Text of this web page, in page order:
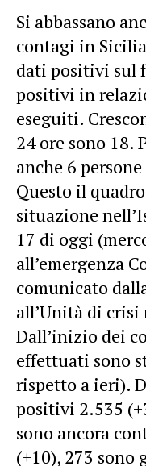
Si abbassano
contagi in
dati positivi sul
positivi in
eseguiti.
24 ore sono 18.
anche 6
Questo il
situazione
17 di oggi
all’emergenza
comunicato
all’Unità di crisi
Dall’inizio dei
effettuati sono
rispetto a ieri).
positivi 2.535
sono ancora
(+10), 273 sono